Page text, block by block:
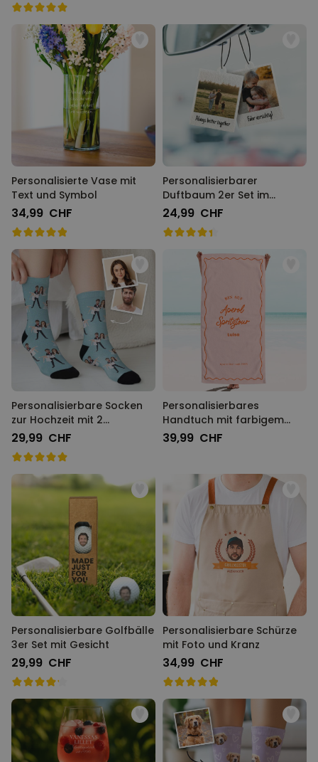
Personalisierte Vase mit
Text und Symbol
34,99 CHF
Personalisierbarer
Duftbaum 2er Set im
Polaroid-Look
24,99 CHF
Personalisierbare Socken
zur Hochzeit mit 2
Gesichtern
29,99 CHF
Personalisierbares
Handtuch mit farbigem
Hintergrund und Text
39,99 CHF
Personalisierbare Golfbälle
3er Set mit Gesicht
29,99 CHF
Personalisierbare Schürze
mit Foto und Kranz
34,99 CHF